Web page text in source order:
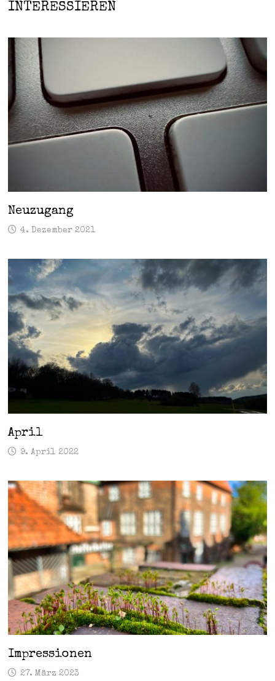
INTERESSIEREN
Neuzugang
4. Dezember 2021
April
9. April 2022
Impressionen
27. März 2023